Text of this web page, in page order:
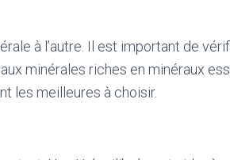
à l’autre. Il est important de
minérales riches en minéraux
les meilleures à choisir.